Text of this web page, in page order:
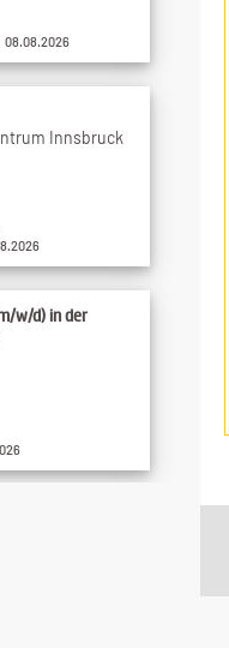
Innsbruck
w/d) in der